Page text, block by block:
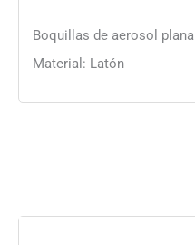
Boquillas de aerosol plana
Material: Latón